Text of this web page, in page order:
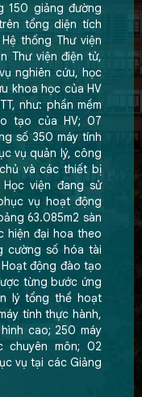
ICAEW CFAB)
150 giảng đường
tổng diện tích
thống Thư viện
Thư viện điện tử,
nghiên cứu, học
khoa học của HV
như: phần mềm
tạo của HV; 07
số 350 máy tính
vụ quản lý, công
và các thiết bị
viện đang sử
vụ hoạt động
63.085m2 sàn
hiện đại hoa theo
cường số hóa tài
động đào tạo
từng bước ứng
lý tổng thể hoạt
tính thực hành,
cao; 250 máy
môn; 02
vụ tại các Giảng